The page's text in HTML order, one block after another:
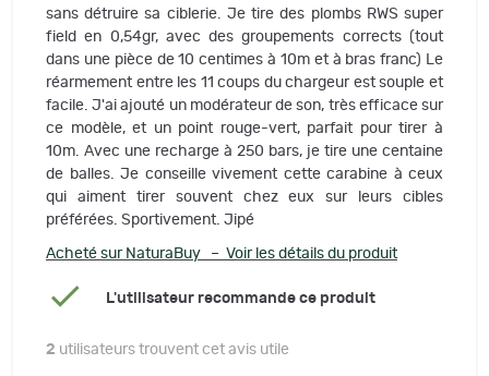
sans détruire sa ciblerie. Je tire des plombs RWS super
field en 0,54gr, avec des groupements corrects (tout
dans une pièce de 10 centimes à 10m et à bras franc) Le
réarmement entre les 11 coups du chargeur est souple et
facile. J'ai ajouté un modérateur de son, très efficace sur
ce modèle, et un point rouge-vert, parfait pour tirer à
10m. Avec une recharge à 250 bars, je tire une centaine
de balles. Je conseille vivement cette carabine à ceux
qui aiment tirer souvent chez eux sur leurs cibles
préférées. Sportivement. Jipé
Acheté sur NaturaBuy – Voir les détails du produit
L'utilisateur recommande ce produit
2 utilisateurs trouvent cet avis utile